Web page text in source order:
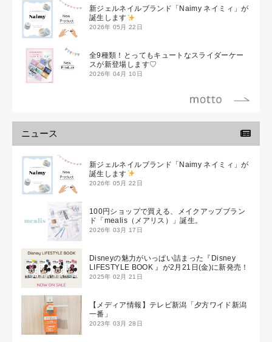
新ジェルネイルブランド「Naimy ネイミィ」が
誕生します
2026年 05月 22日
全9種類！とってもキュートなスライダーケー
スが新登場します♡
2026年 04月 10日
ニュース
新ジェルネイルブランド「Naimy ネイミィ」が
誕生します
2026年 05月 22日
100円ショップで買える、メイクアップブラン
ド「mealis（メアリス）」誕生。
2026年 03月 17日
Disneyの魅力がいっぱい詰まった『Disney
LIFESTYLE BOOK 』が2月21日(金)に新発売！
2025年 02月 21日
【メディア情報】テレビ新潟「夕方ワイド新潟
一番」
2023年 03月 28日